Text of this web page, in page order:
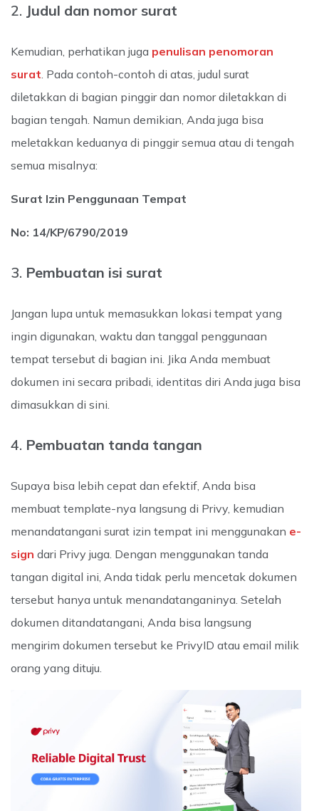
2. Judul dan nomor surat
Kemudian, perhatikan juga penulisan penomoran
surat . Pada contoh-contoh di atas, judul surat
diletakkan di bagian pinggir dan nomor diletakkan di
bagian tengah. Namun demikian, Anda juga bisa
meletakkan keduanya di pinggir semua atau di tengah
semua misalnya:
Surat Izin Penggunaan Tempat
No: 14/KP/6790/2019
3. Pembuatan isi surat
Jangan lupa untuk memasukkan lokasi tempat yang
ingin digunakan, waktu dan tanggal penggunaan
tempat tersebut di bagian ini. Jika Anda membuat
dokumen ini secara pribadi, identitas diri Anda juga bisa
dimasukkan di sini.
4. Pembuatan tanda tangan
Supaya bisa lebih cepat dan efektif, Anda bisa
membuat template-nya langsung di Privy, kemudian
menandatangani surat izin tempat ini menggunakan e-
sign dari Privy juga. Dengan menggunakan tanda
tangan digital ini, Anda tidak perlu mencetak dokumen
tersebut hanya untuk menandatanganinya. Setelah
dokumen ditandatangani, Anda bisa langsung
mengirim dokumen tersebut ke PrivyID atau email milik
orang yang dituju.